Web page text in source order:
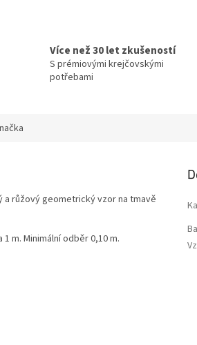
Více než 30 let zkušeností
S prémiovými krejčovskými
potřebami
růžový geometrický vzor na tmavě
m. Minimální odběr 0,10 m.